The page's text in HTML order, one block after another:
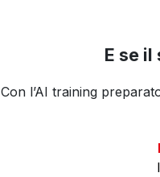
E se
Con l’AI training